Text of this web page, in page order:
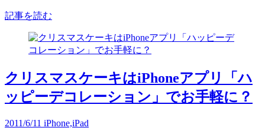
記事を読む
クリスマスケーキはiPhoneアプリ「ハ
ッピーデコレーション」でお手軽に？
2011/6/11 iPhone,iPad